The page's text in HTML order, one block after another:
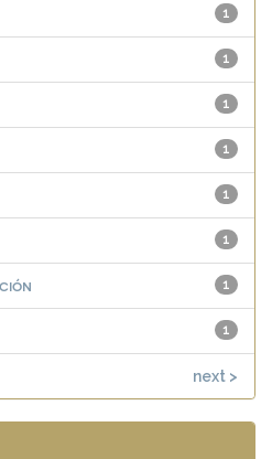
1
1
1
1
1
1
1
1
next >